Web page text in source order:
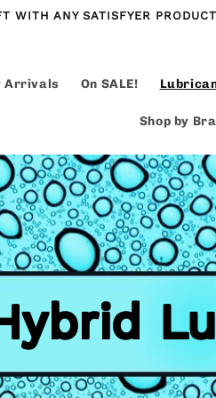
WITH ANY SATISFYER
Arrivals On SALE!
Shop by